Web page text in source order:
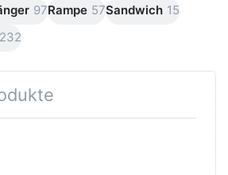
97Rampe 57Sandwich 15
232